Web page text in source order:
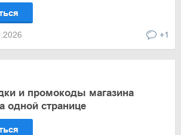
+1
и промокоды магазина
одной странице